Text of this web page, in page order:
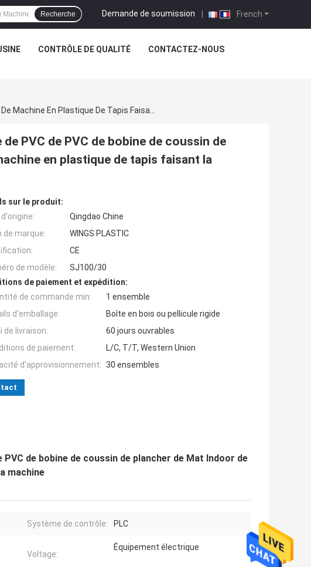
French
Demande de soumission |
Recherche
CONTRÔLE DE QUALITÉ CONTACTEZ-NOUS
PVC de PVC de bobine de coussin de
en plastique de tapis faisant la
sur le produit:
d'origine:
Qingdao Chine
de marque:
WINGS PLASTIC
CE
de modèle:
SJ100/30
de paiement et expédition:
de commande min:
1 ensemble
d'emballage:
Boîte en bois ou pellicule rigide
de livraison:
60 jours ouvrables
de paiement:
L/C, T/T, Western Union
d'approvisionnement: 30 ensembles
de bobine de coussin de plancher de Mat Indoor de
machine
Système de contrôle: PLC
Voltage:
Équipement électrique